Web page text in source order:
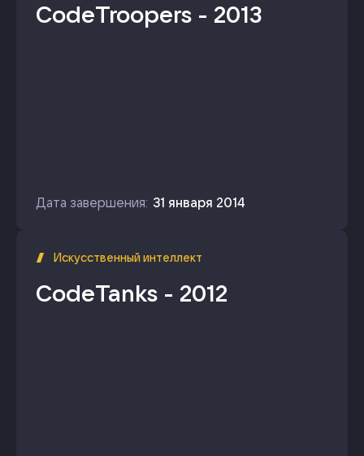
CodeTroopers - 2013
Дата завершения: 31 января 2014
Искусственный интеллект
CodeTanks - 2012